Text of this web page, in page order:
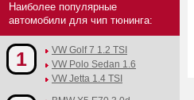
Наиболее популярные
автомобили для чип тюнинга:
1
VW Golf 7 1.2 TSI
VW Polo Sedan 1.6
VW Jetta 1.4 TSI